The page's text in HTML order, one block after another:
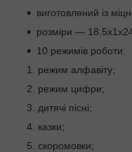
виготовлений із
розміри —
10 режимів роботи:
режим алфавіту;
режим цифри;
дитячі пісні;
казки;
скоромовки;